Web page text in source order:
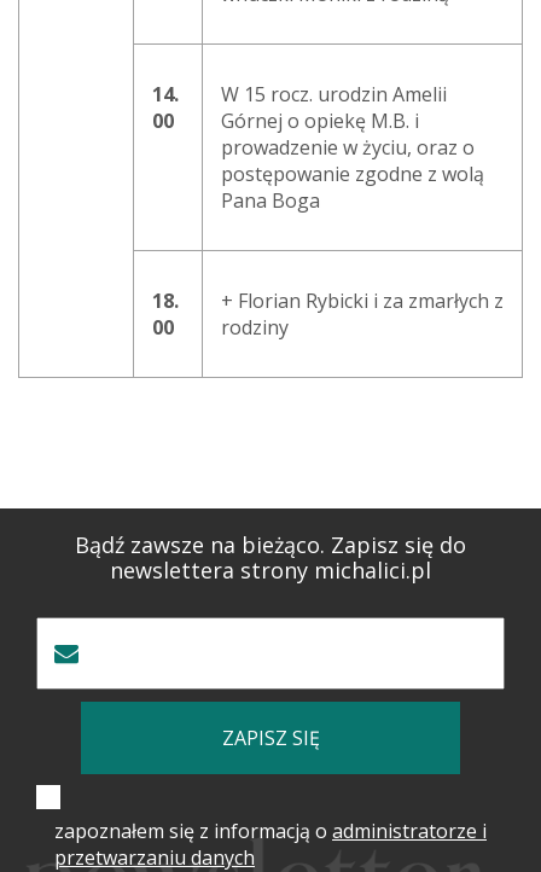
14.
00
W 15 rocz. urodzin Amelii
Górnej o opiekę M.B. i
prowadzenie w życiu, oraz o
postępowanie zgodne z wolą
Pana Boga
18.
00
+ Florian Rybicki i za zmarłych z
rodziny
Bądź zawsze na bieżąco. Zapisz się do
newslettera strony michalici.pl
ZAPISZ SIĘ
zapoznałem się z informacją o administratorze i
przetwarzaniu danych